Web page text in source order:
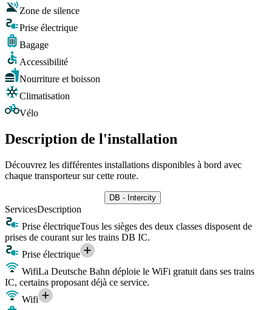
Zone de silence
Prise électrique
Bagage
Accessibilité
Nourriture et boisson
Climatisation
Vélo
Description de l'installation
Découvrez les différentes installations disponibles à bord avec
chaque transporteur sur cette route.
DB - Intercity
ServicesDescription
Prise électriqueTous les sièges des deux classes disposent de
prises de courant sur les trains DB IC.
Prise électrique
WifiLa Deutsche Bahn déploie le WiFi gratuit dans ses trains
IC, certains proposant déjà ce service.
Wifi